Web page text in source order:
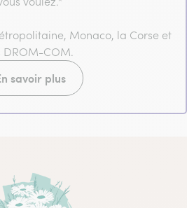
Monaco, la Corse et
DROM-COM.
savoir plus